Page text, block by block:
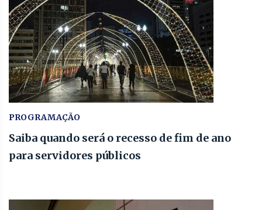
PROGRAMAÇÃO
Saiba quando será o recesso de fim de ano
para servidores públicos